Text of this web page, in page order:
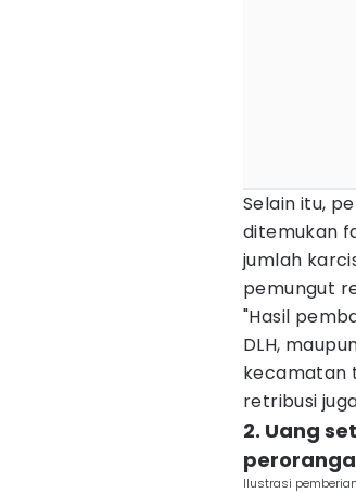
Selain itu,
ditemukan
jumlah
pemungut
"Hasil
DLH,
kecamatan
retribusi
2. Uang
Ilustrasi